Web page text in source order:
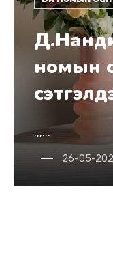
Пэк
нь
...
21-05-